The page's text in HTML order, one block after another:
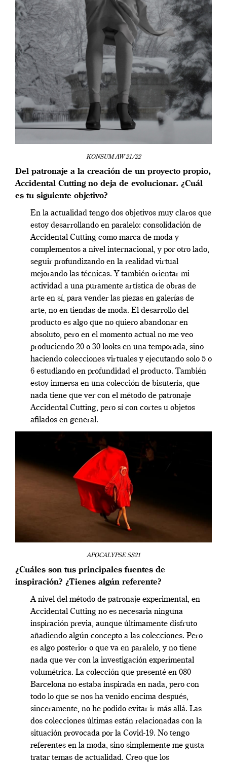
KONSUM AW 21/22
Del patronaje a la creación de un proyecto propio,
Accidental Cutting no deja de evolucionar. ¿Cuál
es tu siguiente objetivo?
En la actualidad tengo dos objetivos muy claros que
estoy desarrollando en paralelo: consolidación de
Accidental Cutting como marca de moda y
complementos a nivel internacional, y por otro lado,
seguir profundizando en la realidad virtual
mejorando las técnicas. Y también orientar mi
actividad a una puramente artística de obras de
arte en sí, para vender las piezas en galerías de
arte, no en tiendas de moda. El desarrollo del
producto es algo que no quiero abandonar en
absoluto, pero en el momento actual no me veo
produciendo 20 o 30 looks en una temporada, sino
haciendo colecciones virtuales y ejecutando solo 5 o
6 estudiando en profundidad el producto. También
estoy inmersa en una colección de bisutería, que
nada tiene que ver con el método de patronaje
Accidental Cutting, pero sí con cortes u objetos
afilados en general.
APOCALYPSE SS21
¿Cuáles son tus principales fuentes de
inspiración? ¿Tienes algún referente?
A nivel del método de patronaje experimental, en
Accidental Cutting no es necesaria ninguna
inspiración previa, aunque últimamente disfruto
añadiendo algún concepto a las colecciones. Pero
es algo posterior o que va en paralelo, y no tiene
nada que ver con la investigación experimental
volumétrica. La colección que presenté en 080
Barcelona no estaba inspirada en nada, pero con
todo lo que se nos ha venido encima después,
sinceramente, no he podido evitar ir más allá. Las
dos colecciones últimas están relacionadas con la
situación provocada por la Covid-19. No tengo
referentes en la moda, sino simplemente me gusta
tratar temas de actualidad. Creo que los